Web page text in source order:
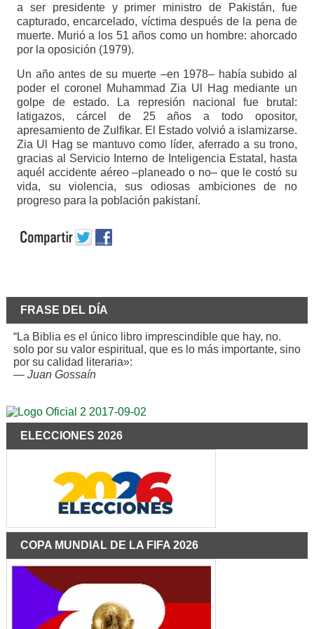
a ser presidente y primer ministro de Pakistán, fue
capturado, encarcelado, víctima después de la pena de
muerte. Murió a los 51 años como un hombre: ahorcado
por la oposición (1979).
Un año antes de su muerte –en 1978– había subido al
poder el coronel Muhammad Zia Ul Hag mediante un
golpe de estado. La represión nacional fue brutal:
latigazos, cárcel de 25 años a todo opositor,
apresamiento de Zulfikar. El Estado volvió a islamizarse.
Zia Ul Hag se mantuvo como líder, aferrado a su trono,
gracias al Servicio Interno de Inteligencia Estatal, hasta
aquél accidente aéreo –planeado o no– que le costó su
vida, su violencia, sus odiosas ambiciones de no
progreso para la población pakistaní.
FRASE DEL DÍA
“La Biblia es el único libro imprescindible que hay, no.
solo por su valor espiritual, que es lo más importante, sino
por su calidad literaria»:
— Juan Gossaín
ELECCIONES 2026
COPA MUNDIAL DE LA FIFA 2026